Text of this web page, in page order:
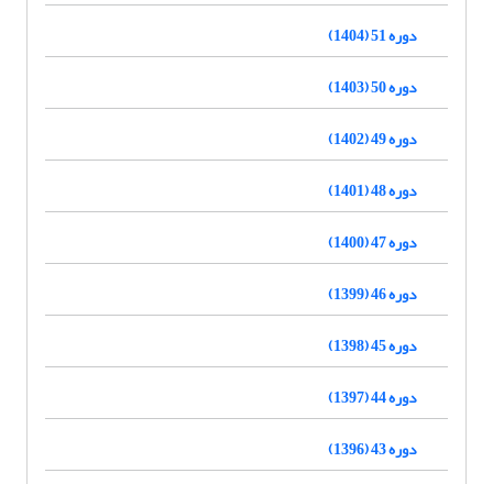
دوره 51 (1404)
دوره 50 (1403)
دوره 49 (1402)
دوره 48 (1401)
دوره 47 (1400)
دوره 46 (1399)
دوره 45 (1398)
دوره 44 (1397)
دوره 43 (1396)